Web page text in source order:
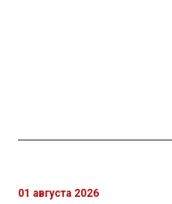
01 августа 2026